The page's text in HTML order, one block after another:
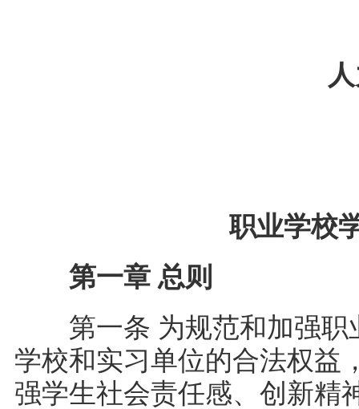
人力
职业学校
第一章 总则
第一条 为规范和加强职
学校和实习单位的合法权益
强学生社会责任感、创新精